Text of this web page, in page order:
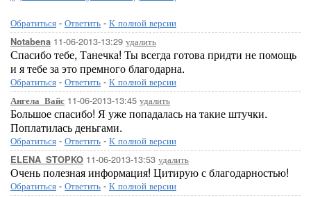
Обратиться - Ответить - К полной версии
Notabena 11-06-2013-13:29 удалить
Спасибо тебе, Танечка! Ты всегда готова придти не помощь
и я тебе за это премного благодарна.
Обратиться - Ответить - К полной версии
Ангела_Вайс 11-06-2013-13:45 удалить
Большое спасибо! Я уже попадалась на такие штучки.
Поплатилась деньгами.
Обратиться - Ответить - К полной версии
ELENA_STOPKO 11-06-2013-13:53 удалить
Очень полезная информация! Цитирую с благодарностью!
Обратиться - Ответить - К полной версии